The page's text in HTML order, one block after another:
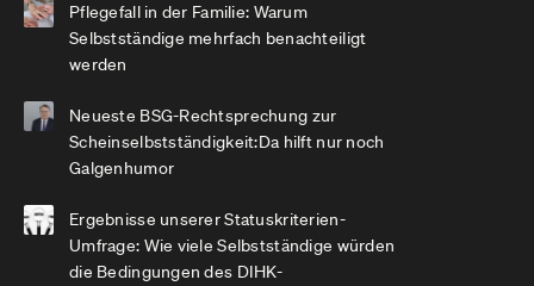
Pflegefall in der Familie: Warum
Selbstständige mehrfach benachteiligt
werden
Neueste BSG-Rechtsprechung zur
Scheinselbstständigkeit:Da hilft nur noch
Galgenhumor
Ergebnisse unserer Statuskriterien-
Umfrage: Wie viele Selbstständige würden
die Bedingungen des DIHK-